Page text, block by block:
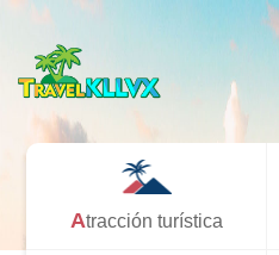
Atracción turística